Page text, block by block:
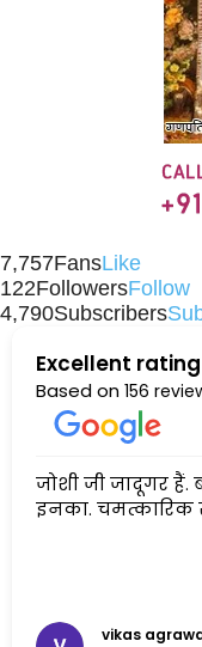
7,757FansLike
122FollowersFollow
4,790Subscribers
Excellent rating
Based on 156
जोशी जी जादूगर
इनका. चमत्कारिक
vikas